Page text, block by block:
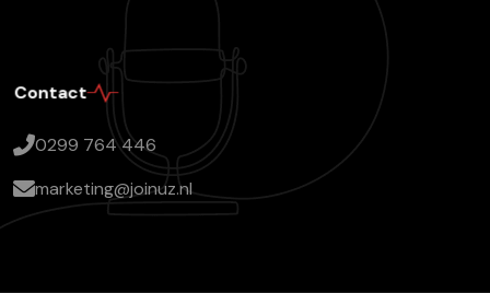
Contact
0299 764 446
marketing@joinuz.nl